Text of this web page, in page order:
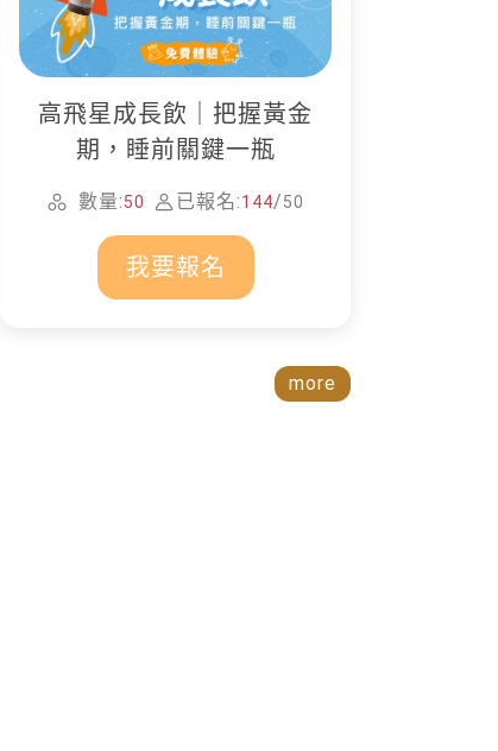
高飛星成長飲｜把握黃金
期，睡前關鍵一瓶
數量:50 已報名:144/50
我要報名
more